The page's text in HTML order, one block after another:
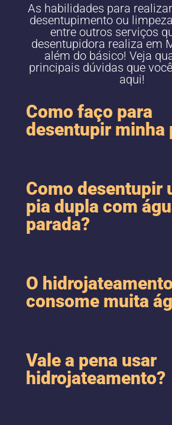
As habilidades para
desentupimento ou
entre outros serviços
desentupidora realiza em
além do básico! Veja
principais dúvidas que
aqui!
Como faço para
desentupir minha
Como desentupir
pia dupla com
parada?
O hidrojateamento
consome muita
Vale a pena usar
hidrojateamento?